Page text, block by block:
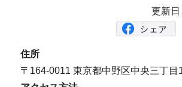
更新日
住所
〒164-0011 東京都中野区中央三丁目